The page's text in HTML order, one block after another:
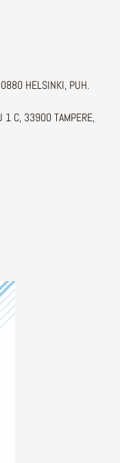
HELSINKI, PUH.
1 C, 33900 TAMPERE,